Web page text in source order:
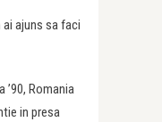
ai ajuns sa faci
’90, Romania
in presa